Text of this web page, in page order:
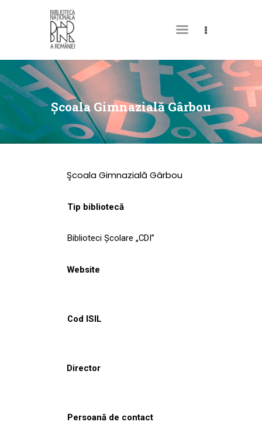
Şcoala Gimnazială Gârbou
DESPRE NOI
PERMISUL MEU DE
BIBLIOTECĂ
CATALOAGE ȘI
BIBLIOTECA DIGITALĂ
EVENIMENTE
SPAȚII
Şcoala Gimnazială Gârbou
Tip bibliotecă
Biblioteci Școlare „CDI”
Website
Cod ISIL
Director
Persoană de contact